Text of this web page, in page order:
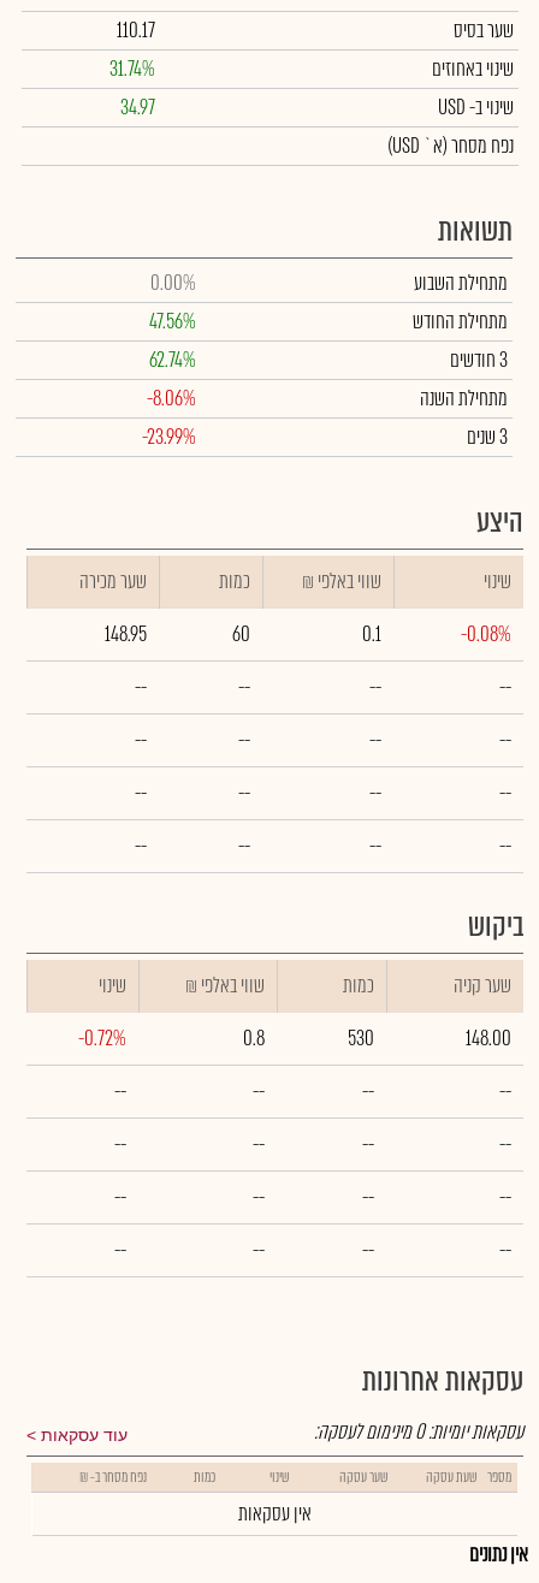
שער בסיס
110.17
שינוי באחוזים
31.74%
שינויב- USD
34.97
נפח מסחר(א` USD)
תשואות
מתחילת השבוע
0.00%
מתחילת החודש
47.56%
3 חודשים
62.74%
מתחילת השנה
-8.06%
3 שנים
-23.99%
היצע
שינוי ₪ שווי באלפי כמות
שער מכירה
-0.08%
0.1
60
148.95
--
--
--
--
--
--
--
--
--
--
--
--
--
--
--
--
ביקוש
שער קניה כמות ₪ שווי באלפי
שינוי
148.00
530
0.8
-0.72%
--
--
--
--
--
--
--
--
--
--
--
--
--
--
--
--
עסקאות אחרונות
עוד עסקאות עסקאות יומיות:0מינימום לעסקה:
מספר שעת עסקה שער עסקה שינוי כמות נפח מסחר ב- ₪
אין עסקאות
אין נתונים